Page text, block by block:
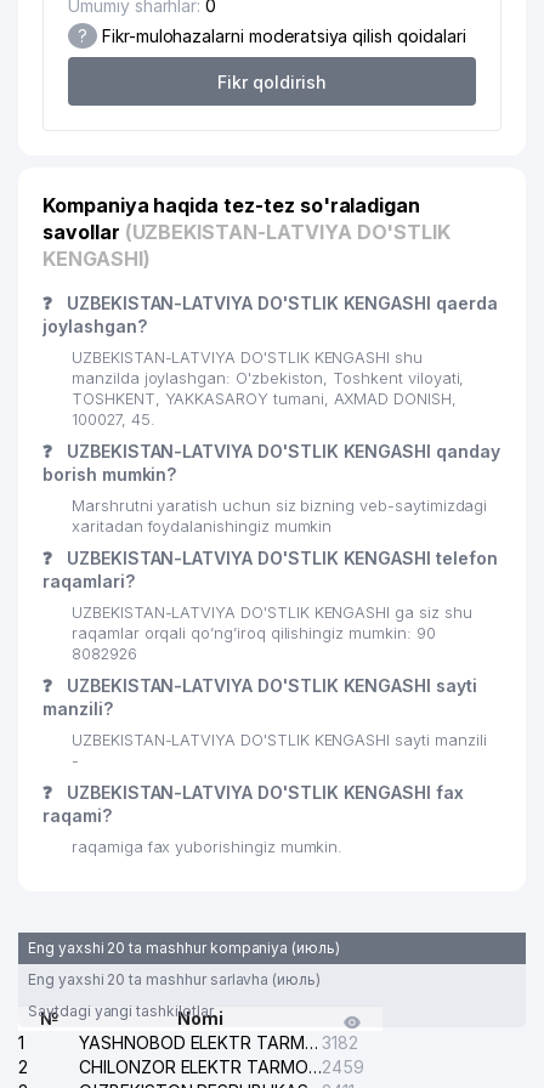
XALQARO MAKTABI
22 ELEKTRTARMOQQURILISH AJ 434 м
JET'AIME CLASSIC XUSUSIY
KORXONASI
25 GARANT TRAVEL MChJ 485 м
27 DREAM DIZAYN GROUP MChJ
PREMIUM COFFEE PROJECT MChJ 521 м
KATTA TANAFFUS BILIMDON
NODAVLAT TA'LIM MUASSASASI
INTERNATIONAL LOGISTIC SERVICE
MChJ
551 м
32 ART VITRAJ MChJ 569 м
33 O'ZQURILISHMATERIALSAVDO MChJ
MAGIC CINEMA STUDIO MChJ 579 м
35
ТАШКЕНТСКОЕ ГОРОДСКОЕ
КОММУНАЛЬНО-
ЭКСПЛУАТАЦИОННОЕ BIRLASHMASI
595 м
37 MH TEXTILE CONSULTING MChJ 742 м
38
O'ZBEKISTON RESPUBLIKASI IIV
MODDIY-TEXNIK VA HARBIY
TA'MINOTI BOSHQARMASI
SERGO-DENTAL PLUS XUSUSIY
Umumiy sharhlar: 0
? Fikr-mulohazalarni moderatsiya qilish qoidalari
Fikr qoldirish
Kompaniya haqida tez-tez so'raladigan
savollar (UZBEKISTAN-LATVIYA DO'STLIK
KENGASHI)
❓
UZBEKISTAN-LATVIYA DO'STLIK KENGASHI qaerda
joylashgan?
UZBEKISTAN-LATVIYA DO'STLIK KENGASHI shu
manzilda joylashgan: O'zbekiston, Toshkent viloyati,
TOSHKENT, YAKKASAROY tumani, AXMAD DONISH,
100027, 45.
❓
UZBEKISTAN-LATVIYA DO'STLIK KENGASHI qanday
borish mumkin?
Marshrutni yaratish uchun siz bizning veb-saytimizdagi
xaritadan foydalanishingiz mumkin
❓
UZBEKISTAN-LATVIYA DO'STLIK KENGASHI telefon
raqamlari?
UZBEKISTAN-LATVIYA DO'STLIK KENGASHI ga siz shu
raqamlar orqali qo’ng’iroq qilishingiz mumkin: 90
8082926
❓
UZBEKISTAN-LATVIYA DO'STLIK KENGASHI sayti
manzili?
UZBEKISTAN-LATVIYA DO'STLIK KENGASHI sayti manzili
-
❓
UZBEKISTAN-LATVIYA DO'STLIK KENGASHI fax
raqami?
raqamiga fax yuborishingiz mumkin.
Eng yaxshi 20 ta mashhur kompaniya (июль)
Eng yaxshi 20 ta mashhur sarlavha (июль)
Saytdagi yangi tashkilotlar
№
Nomi
1
YASHNOBOD ELEKTR TARMOG'I NOSOZLIKLARI XIZMATI 3182
2
CHILONZOR ELEKTR TARMOG'I NOSOZLIK XIZMATI2459